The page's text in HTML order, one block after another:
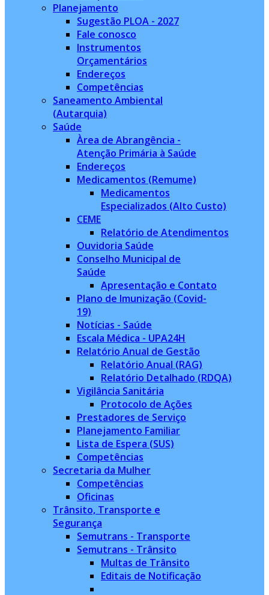
Planejamento
Sugestão PLOA - 2027
Fale conosco
Instrumentos
Orçamentários
Endereços
Competências
Saneamento Ambiental
(Autarquia)
Saúde
Àrea de Abrangência -
Atenção Primária à Saúde
Endereços
Medicamentos (Remume)
Medicamentos
Especializados (Alto Custo)
CEME
Relatório de Atendimentos
Ouvidoria Saúde
Conselho Municipal de
Saúde
Apresentação e Contato
Plano de Imunização (Covid-
19)
Notícias - Saúde
Escala Médica - UPA24H
Relatório Anual de Gestão
Relatório Anual (RAG)
Relatório Detalhado (RDQA)
Vigilância Sanitária
Protocolo de Ações
Prestadores de Serviço
Planejamento Familiar
Lista de Espera (SUS)
Competências
Secretaria da Mulher
Competências
Oficinas
Trânsito, Transporte e
Segurança
Semutrans - Transporte
Semutrans - Trânsito
Multas de Trânsito
Editais de Notificação